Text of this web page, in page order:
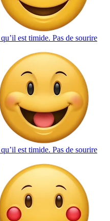
est timide. Pas de sourire
est timide. Pas de sourire